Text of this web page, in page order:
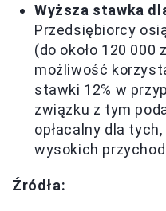
Wyższa stawka
Przedsiębiorcy
(do około 120 000
możliwość
stawki 12% w
związku z tym
opłacalny dla
wysokich
Źródła: